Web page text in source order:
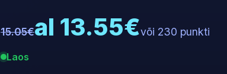
15.05€al 13.55€või 230 punkti
Laos